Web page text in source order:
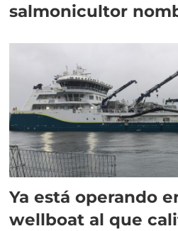
salmonicultor
Ya está operando
wellboat al que